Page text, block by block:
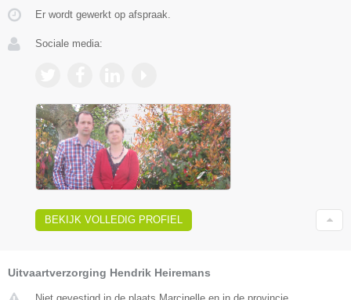
Er wordt gewerkt op afspraak.
Sociale media:
BEKIJK VOLLEDIG PROFIEL
Uitvaartverzorging Hendrik Heiremans